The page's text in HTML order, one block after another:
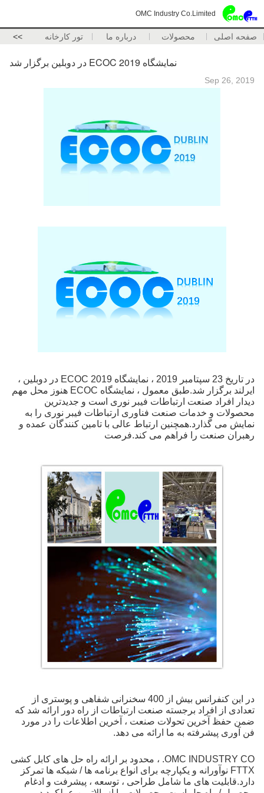
OMC Industry Co.Limited
صفحه اصلی محصولات درباره ما تور کارخانه >>
نمایشگاه ECOC 2019 در دوبلین برگزار شد
Sep 26, 2019
در تاریخ 23 سپتامبر 2019 ، نمایشگاه ECOC 2019 در دوبلین ،
ایرلند برگزار شد.طبق معمول ، نمایشگاه ECOC هنوز محل مهم
دیدار افراد صنعت ارتباطات فیبر نوری است و جدیدترین
محصولات و خدمات صنعت فناوری ارتباطات فیبر نوری را به
نمایش می گذارد.همچنین ارتباط عالی با تامین کنندگان عمده و
رهبران صنعت را فراهم می کند.فرصت
در این کنفرانس بیش از 400 سخنرانی شفاهی و پوستری از
تعدادی از افراد برجسته صنعت ارتباطات از راه دور ارائه شد که
ضمن حفظ آخرین تحولات صنعت ، آخرین اطلاعات را در مورد
فن آوری پیشرفته به ما ارائه می دهد.
OMC INDUSTRY CO. ، محدود بر ارائه راه حل های کابل کشی
FTTX نوآورانه و یکپارچه برای انواع برنامه ها / شبکه ها تمرکز
دارد.قابلیت های ما شامل طراحی ، توسعه ، پیشرفت و ادغام